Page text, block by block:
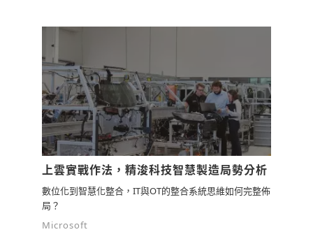
上雲實戰作法，精浚科技智慧製造局勢分析
數位化到智慧化整合，IT與OT的整合系統思維如何完整佈
局？
Microsoft